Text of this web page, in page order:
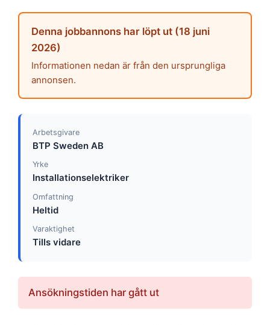
Denna jobbannons har löpt ut (18 juni
2026)
Informationen nedan är från den ursprungliga
annonsen.
Arbetsgivare
BTP Sweden AB
Yrke
Installationselektriker
Omfattning
Heltid
Varaktighet
Tills vidare
Ansökningstiden har gått ut